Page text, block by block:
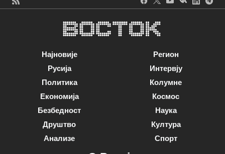
Најновије
Русија
Политика
Економија
Безбедност
Друштво
Анализе
Регион
Интервју
Колумне
Космос
Наука
Култура
Спорт